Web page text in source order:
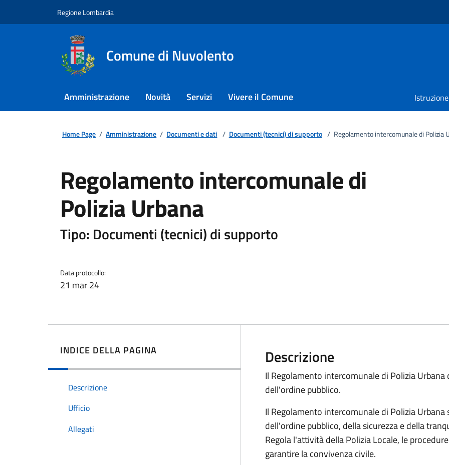
Regione Lombardia
Comune di Nuvolento
Amministrazione Novità Servizi Vivere il Comune Istruzione
Home Page / Amministrazione / Documenti e dati / Documenti (tecnici) di supporto / Regolamento intercomunale di Polizia
Regolamento intercomunale di
Polizia Urbana
Tipo: Documenti (tecnici) di supporto
Data protocollo:
21 mar 24
INDICE DELLA PAGINA
Descrizione
Ufficio
Allegati
Descrizione
Il Regolamento intercomunale di Polizia
dell'ordine pubblico.
Il Regolamento intercomunale di Polizia
dell'ordine pubblico, della sicurezza e della
Regola l'attività della Polizia Locale, le
garantire la convivenza civile.